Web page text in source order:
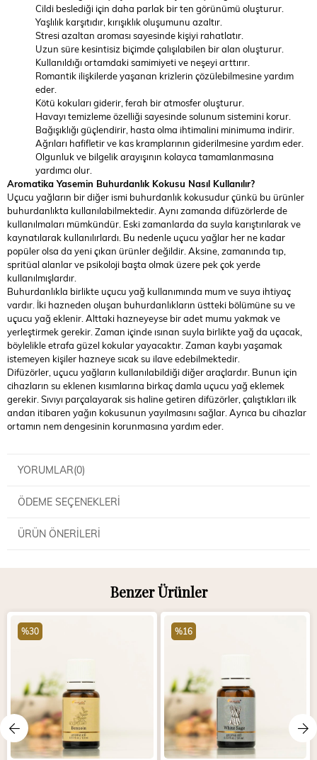
Cildi beslediği için daha parlak bir ten görünümü oluşturur.
Yaşlılık karşıtıdır, kırışıklık oluşumunu azaltır.
Stresi azaltan aroması sayesinde kişiyi rahatlatır.
Uzun süre kesintisiz biçimde çalışılabilen bir alan oluşturur.
Kullanıldığı ortamdaki samimiyeti ve neşeyi arttırır.
Romantik ilişkilerde yaşanan krizlerin çözülebilmesine yardım
eder.
Kötü kokuları giderir, ferah bir atmosfer oluşturur.
Havayı temizleme özelliği sayesinde solunum sistemini korur.
Bağışıklığı güçlendirir, hasta olma ihtimalini minimuma indirir.
Ağrıları hafifletir ve kas kramplarının giderilmesine yardım eder.
Olgunluk ve bilgelik arayışının kolayca tamamlanmasına
yardımcı olur.
Aromatika Yasemin Buhurdanlık Kokusu Nasıl Kullanılır?
Uçucu yağların bir diğer ismi buhurdanlık kokusudur çünkü bu ürünler
buhurdanlıkta kullanılabilmektedir. Aynı zamanda difüzörlerde de
kullanılmaları mümkündür. Eski zamanlarda da suyla karıştırılarak ve
kaynatılarak kullanılırlardı. Bu nedenle uçucu yağlar her ne kadar
popüler olsa da yeni çıkan ürünler değildir. Aksine, zamanında tıp,
spritüal alanlar ve psikoloji başta olmak üzere pek çok yerde
kullanılmışlardır.
Buhurdanlıkla birlikte uçucu yağ kullanımında mum ve suya ihtiyaç
vardır. İki hazneden oluşan buhurdanlıkların üstteki bölümüne su ve
uçucu yağ eklenir. Alttaki hazneyeyse bir adet mumu yakmak ve
yerleştirmek gerekir. Zaman içinde ısınan suyla birlikte yağ da uçacak,
böylelikle etrafa güzel kokular yayacaktır. Zaman kaybı yaşamak
istemeyen kişiler hazneye sıcak su ilave edebilmektedir.
Difüzörler, uçucu yağların kullanılabildiği diğer araçlardır. Bunun için
cihazların su eklenen kısımlarına birkaç damla uçucu yağ eklemek
gerekir. Sıvıyı parçalayarak sis haline getiren difüzörler, çalıştıkları ilk
andan itibaren yağın kokusunun yayılmasını sağlar. Ayrıca bu cihazlar
ortamın nem dengesinin korunmasına yardım eder.
YORUMLAR(0)
ÖDEME SEÇENEKLERI
ÜRÜN ÖNERILERI
Benzer Ürünler
%30 %16